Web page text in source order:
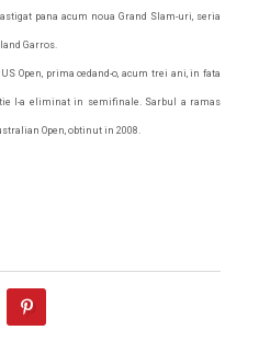
pana acum noua Grand Slam-uri, seria
Garros.
Open, prima cedand-o, acum trei ani, in fata
l-a eliminat in semifinale. Sarbul a ramas
Open, obtinut in 2008.